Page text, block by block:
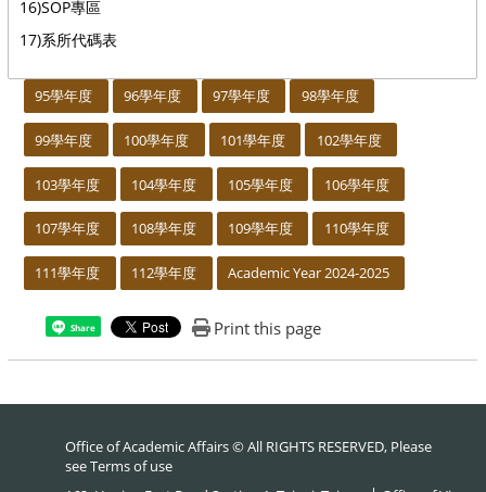
16)SOP專區
17)系所代碼表
95學年度 96學年度 97學年度 98學年度
99學年度 100學年度 101學年度 102學年度
103學年度 104學年度 105學年度 106學年度
107學年度 108學年度 109學年度 110學年度
111學年度 112學年度 Academic Year 2024-2025
Share Print this page
Office of Academic Affairs © All RIGHTS RESERVED, Please
seeTerms of use